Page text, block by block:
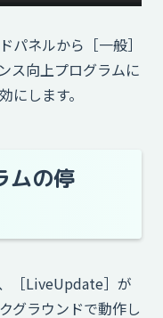
パネルから［一般］
ス向上プログラムに
にします。
ムの停
［LiveUpdate］が
グラウンドで動作し